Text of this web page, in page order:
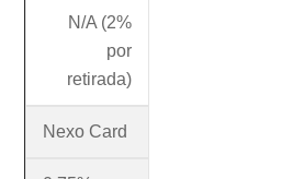
N/A (2%
por
retirada)
Nexo Card